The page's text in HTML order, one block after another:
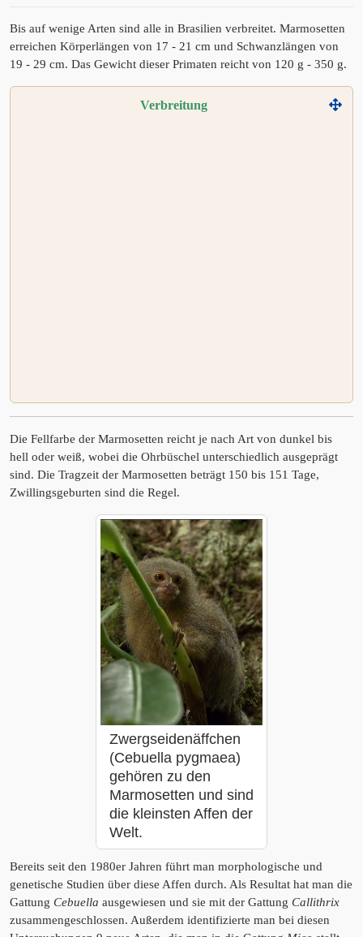
Bis auf wenige Arten sind alle in Brasilien verbreitet. Marmosetten
erreichen Körperlängen von 17 - 21 cm und Schwanzlängen von
19 - 29 cm. Das Gewicht dieser Primaten reicht von 120 g - 350 g.
Verbreitung
Die Fellfarbe der Marmosetten reicht je nach Art von dunkel bis
hell oder weiß, wobei die Ohrbüschel unterschiedlich ausgeprägt
sind. Die Tragzeit der Marmosetten beträgt 150 bis 151 Tage,
Zwillingsgeburten sind die Regel.
Zwergseidenäffchen
(Cebuella pygmaea)
gehören zu den
Marmosetten und sind
die kleinsten Affen der
Welt.
Bereits seit den 1980er Jahren führt man morphologische und
genetische Studien über diese Affen durch. Als Resultat hat man die
Gattung Cebuella ausgewiesen und sie mit der Gattung Callithrix
zusammengeschlossen. Außerdem identifizierte man bei diesen